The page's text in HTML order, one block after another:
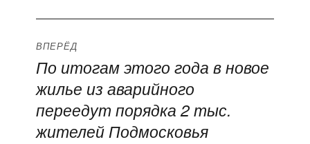
ВПЕРЁД
Следующая
запись:
По итогам этого года в новое
жилье из аварийного
переедут порядка 2 тыс.
жителей Подмосковья